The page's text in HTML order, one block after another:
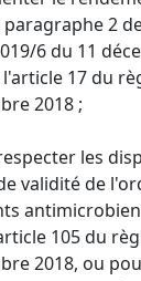
2
6 du 11
17 du
2018 ;
les
validité de
105 du
2018, ou